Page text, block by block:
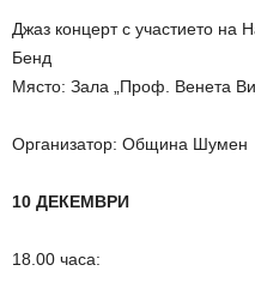
Джаз концерт с участието на
Място: Зала „Проф. Венета
Организатор: Община Шумен
10 ДЕКЕМВРИ
18.00 часа: